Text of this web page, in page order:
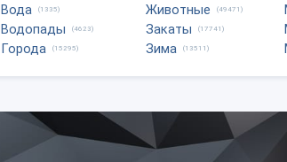
Вода (1335)
Водопады (4623)
Города (15295)
Животные (49471)
Закаты (17741)
Зима (13511)